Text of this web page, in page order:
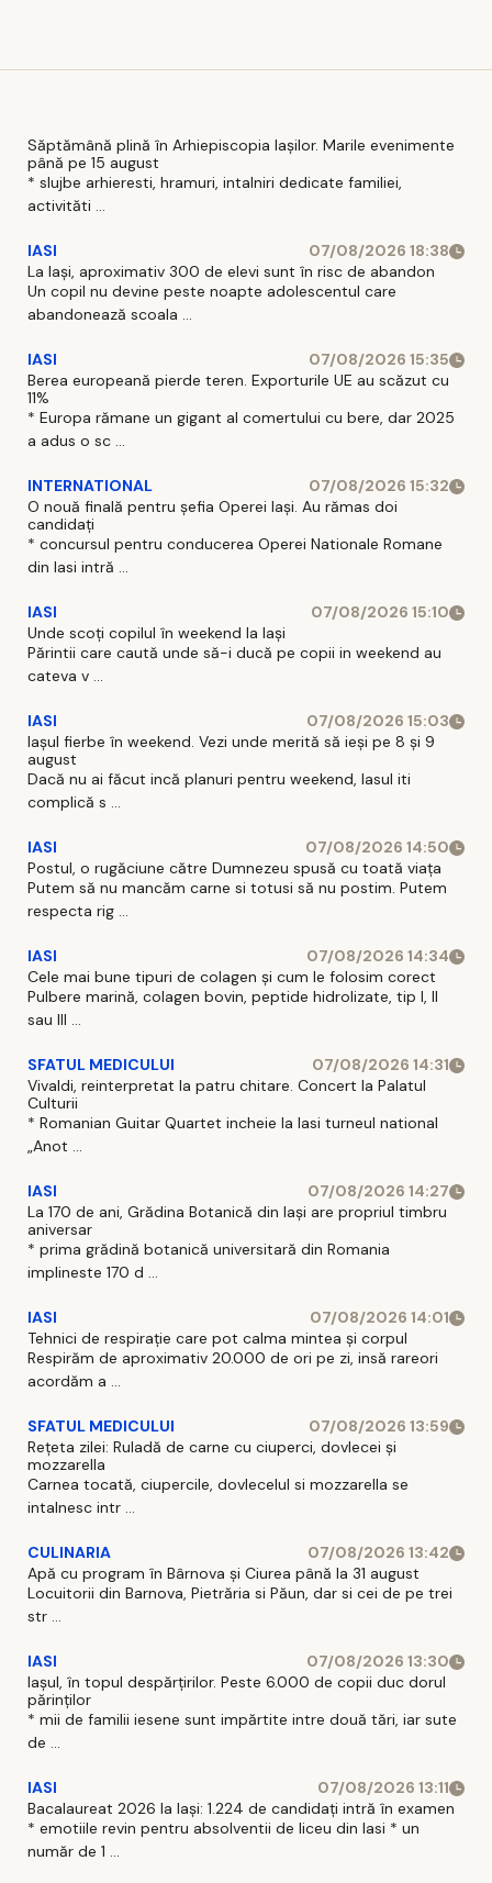
Săptămână plină în Arhiepiscopia Iașilor. Marile evenimente
până pe 15 august
* slujbe arhieresti, hramuri, intalniri dedicate familiei,
activităti ...
IASI
07/08/2026 18:38
La Iași, aproximativ 300 de elevi sunt în risc de abandon
Un copil nu devine peste noapte adolescentul care
abandonează scoala ...
IASI
07/08/2026 15:35
Berea europeană pierde teren. Exporturile UE au scăzut cu
11%
* Europa rămane un gigant al comertului cu bere, dar 2025
a adus o sc ...
INTERNATIONAL
07/08/2026 15:32
O nouă finală pentru șefia Operei Iași. Au rămas doi
candidați
* concursul pentru conducerea Operei Nationale Romane
din Iasi intră ...
IASI
07/08/2026 15:10
Unde scoți copilul în weekend la Iași
Părintii care caută unde să-i ducă pe copii in weekend au
cateva v ...
IASI
07/08/2026 15:03
Iașul fierbe în weekend. Vezi unde merită să ieși pe 8 și 9
august
Dacă nu ai făcut incă planuri pentru weekend, Iasul iti
complică s ...
IASI
07/08/2026 14:50
Postul, o rugăciune către Dumnezeu spusă cu toată viața
Putem să nu mancăm carne si totusi să nu postim. Putem
respecta rig ...
IASI
07/08/2026 14:34
Cele mai bune tipuri de colagen și cum le folosim corect
Pulbere marină, colagen bovin, peptide hidrolizate, tip I, II
sau III ...
SFATUL MEDICULUI
07/08/2026 14:31
Vivaldi, reinterpretat la patru chitare. Concert la Palatul
Culturii
* Romanian Guitar Quartet incheie la Iasi turneul national
„Anot ...
IASI
07/08/2026 14:27
La 170 de ani, Grădina Botanică din Iași are propriul timbru
aniversar
* prima grădină botanică universitară din Romania
implineste 170 d ...
IASI
07/08/2026 14:01
Tehnici de respirație care pot calma mintea și corpul
Respirăm de aproximativ 20.000 de ori pe zi, insă rareori
acordăm a ...
SFATUL MEDICULUI
07/08/2026 13:59
Rețeta zilei: Ruladă de carne cu ciuperci, dovlecei și
mozzarella
Carnea tocată, ciupercile, dovlecelul si mozzarella se
intalnesc intr ...
CULINARIA
07/08/2026 13:42
Apă cu program în Bârnova și Ciurea până la 31 august
Locuitorii din Barnova, Pietrăria si Păun, dar si cei de pe trei
str ...
IASI
07/08/2026 13:30
Iașul, în topul despărțirilor. Peste 6.000 de copii duc dorul
părinților
* mii de familii iesene sunt impărtite intre două tări, iar sute
de ...
IASI
07/08/2026 13:11
Bacalaureat 2026 la Iași: 1.224 de candidați intră în examen
* emotiile revin pentru absolventii de liceu din Iasi * un
număr de 1 ...